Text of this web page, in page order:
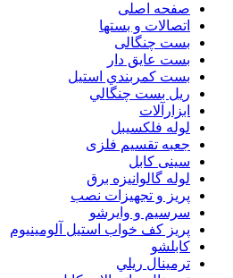
صفحه اصلی
اتصالات و بستها
بست چنگالی
بست عايق دار
بست كمربندي استيل
ريل بست چنگالي
ابزارآلات
لوله فلکسیبل
جعبه تقسیم فلزی
سینی کابل
لوله گالوانیزه برق
پريز و تجهيزات نصب
سرسيم و وايرشو
پريز كف خواب استيل آلومينيوم
كابلشو
ترمينال ريلي